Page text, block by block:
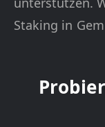
Staking in